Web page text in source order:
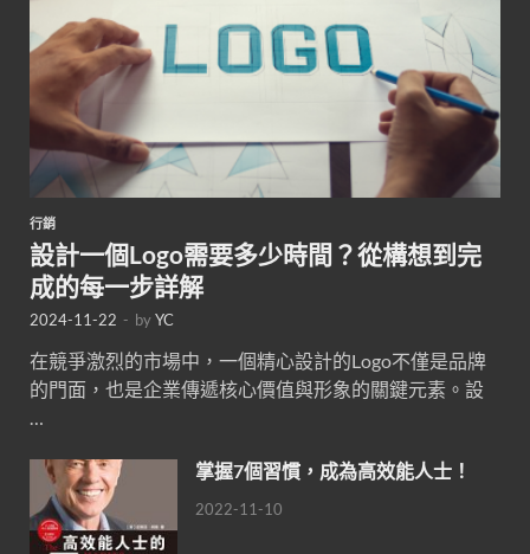
行銷
設計一個Logo需要多少時間？從構想到完
成的每一步詳解
2024-11-22 - byYC
在競爭激烈的市場中，一個精心設計的Logo不僅是品牌
的門面，也是企業傳遞核心價值與形象的關鍵元素。設
…
掌握7個習慣，成為高效能人士！
2022-11-10